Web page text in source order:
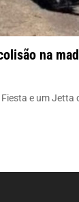
na
e um Jetta